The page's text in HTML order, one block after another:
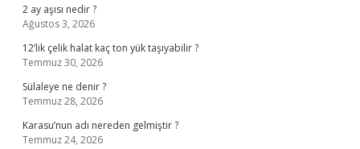
2 ay aşısı nedir ?
Ağustos 3, 2026
12’lik çelik halat kaç ton yük taşıyabilir ?
Temmuz 30, 2026
Sülaleye ne denir ?
Temmuz 28, 2026
Karasu’nun adı nereden gelmiştir ?
Temmuz 24, 2026